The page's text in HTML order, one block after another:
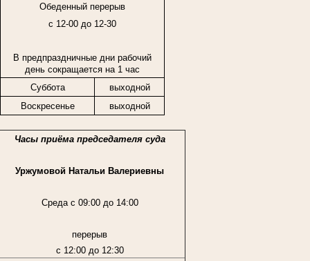
Обеденный перерыв
с 12-00 до 12-30
В предпраздничные дни рабочий
день сокращается на 1 час
Суббота
выходной
Воскресенье
выходной
Часы приёма председателя суда
Уржумовой Натальи Валериевны
Среда с 09:00 до 14:00
перерыв
с 12:00 до 12:30